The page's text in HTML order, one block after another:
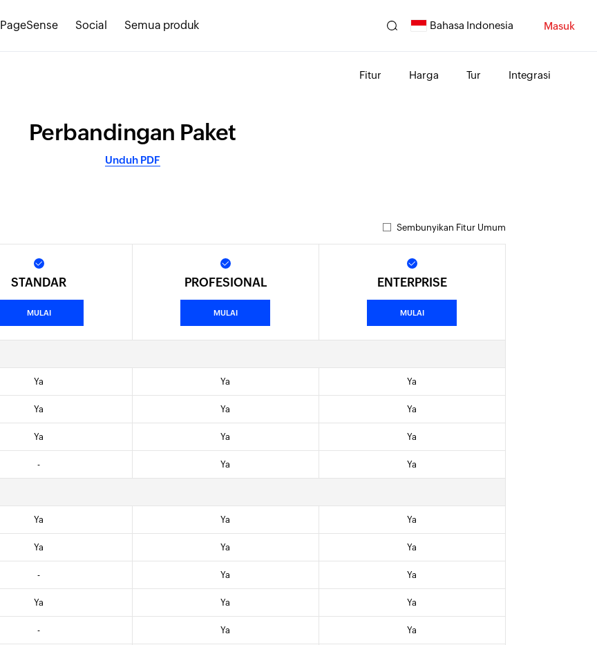
PageSense Social Semua produk Bahasa Indonesia Masuk
Fitur Harga Tur Integrasi
Perbandingan Paket
Unduh PDF
Sembunyikan Fitur Umum
STANDAR
MULAI
PROFESIONAL
MULAI
ENTERPRISE
MULAI
Ya Ya Ya
Ya Ya Ya
Ya Ya Ya
- Ya Ya
Ya Ya Ya
Ya Ya Ya
- Ya Ya
Ya Ya Ya
- Ya Ya